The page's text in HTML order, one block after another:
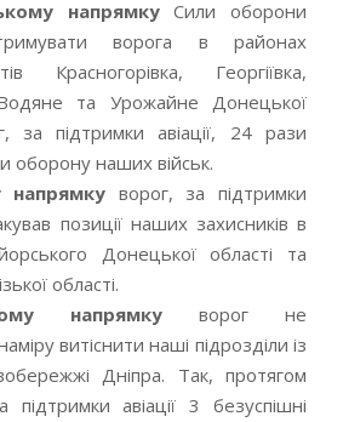
напрямкуСили оборони
ворога в районах
Красногорівка, Георгіївка,
та Урожайне Донецької
за підтримки авіації, 24 рази
оборону наших військ.
напрямку ворог, за підтримки
позиції наших захисників в
Донецької області та
області.
напрямку ворог не
витіснити наші підрозділи із
Дніпра. Так, протягом
авіації 3 безуспішні